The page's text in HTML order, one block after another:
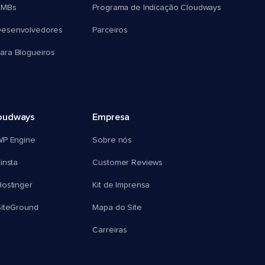
Blogueiros
Programa de Indicação Cloudways
Parceiros
Engine
Empresa
Sobre nós
Customer Reviews
Kit de Imprensa
Mapa do Site
Carreiras